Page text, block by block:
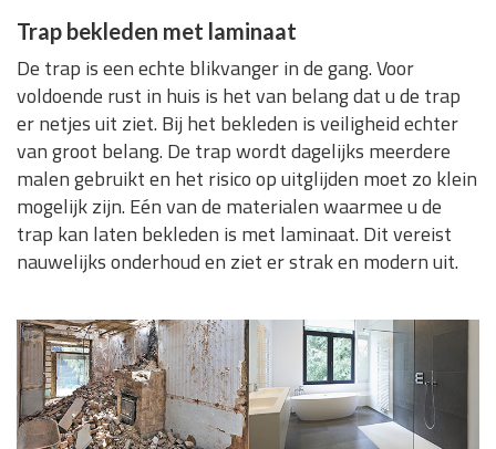
Trap bekleden met laminaat
De trap is een echte blikvanger in de gang. Voor
voldoende rust in huis is het van belang dat u de trap
er netjes uit ziet. Bij het bekleden is veiligheid echter
van groot belang. De trap wordt dagelijks meerdere
malen gebruikt en het risico op uitglijden moet zo klein
mogelijk zijn. Eén van de materialen waarmee u de
trap kan laten bekleden is met laminaat. Dit vereist
nauwelijks onderhoud en ziet er strak en modern uit.